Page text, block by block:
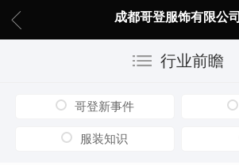
成都哥登服饰有限公司
行业前瞻
哥登新事件
服装知识